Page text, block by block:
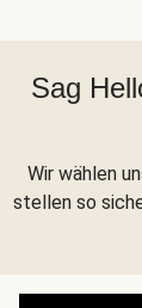
Sag
Wir wählen
stellen so